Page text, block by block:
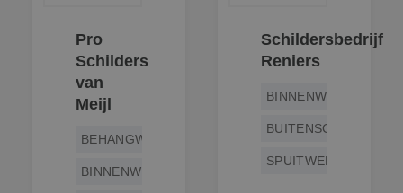
Pro
Schilders
van
Meijl
BEHANGWERK
BINNENWERK
Schildersbedrijf
Reniers
BINNENWERK
SPUITWERK